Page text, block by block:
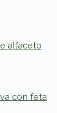
all’aceto
con feta